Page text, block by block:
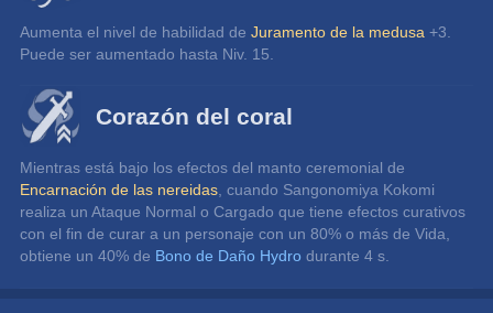
Aumenta el nivel de habilidad de Juramento de la medusa +3.
Puede ser aumentado hasta Niv. 15.
Corazón del coral
Mientras está bajo los efectos del manto ceremonial de
Encarnación de las nereidas , cuando Sangonomiya Kokomi
realiza un Ataque Normal o Cargado que tiene efectos curativos
con el fin de curar a un personaje con un 80% o más de Vida,
obtiene un 40% de Bono de Daño Hydro durante 4 s.